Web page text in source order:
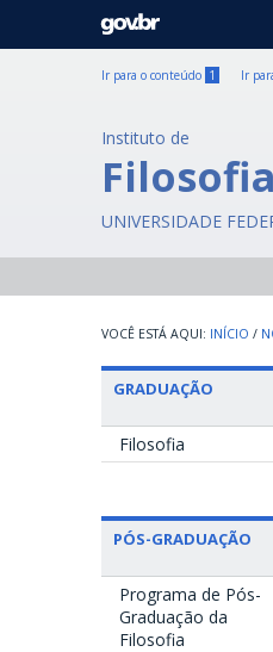
GOVBR
Ir para o conteúdo 1 Ir
Instituto de
Filosofia
UNIVERSIDADE
INÍCIO /
GRADUAÇÃO
Filosofia
PÓS-GRADUAÇÃO
Programa de Pós-
Graduação da
Filosofia